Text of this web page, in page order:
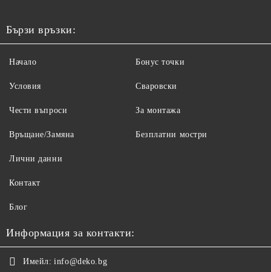
Бързи връзки:
Начало
Условия
Чести въпроси
Връщане/Замяна
Бонус точки
Сваровски
За монтажа
Безплатни мостри
Лични данни
Контакт
Блог
Информация за контакти:
Имейл: info@deko.bg